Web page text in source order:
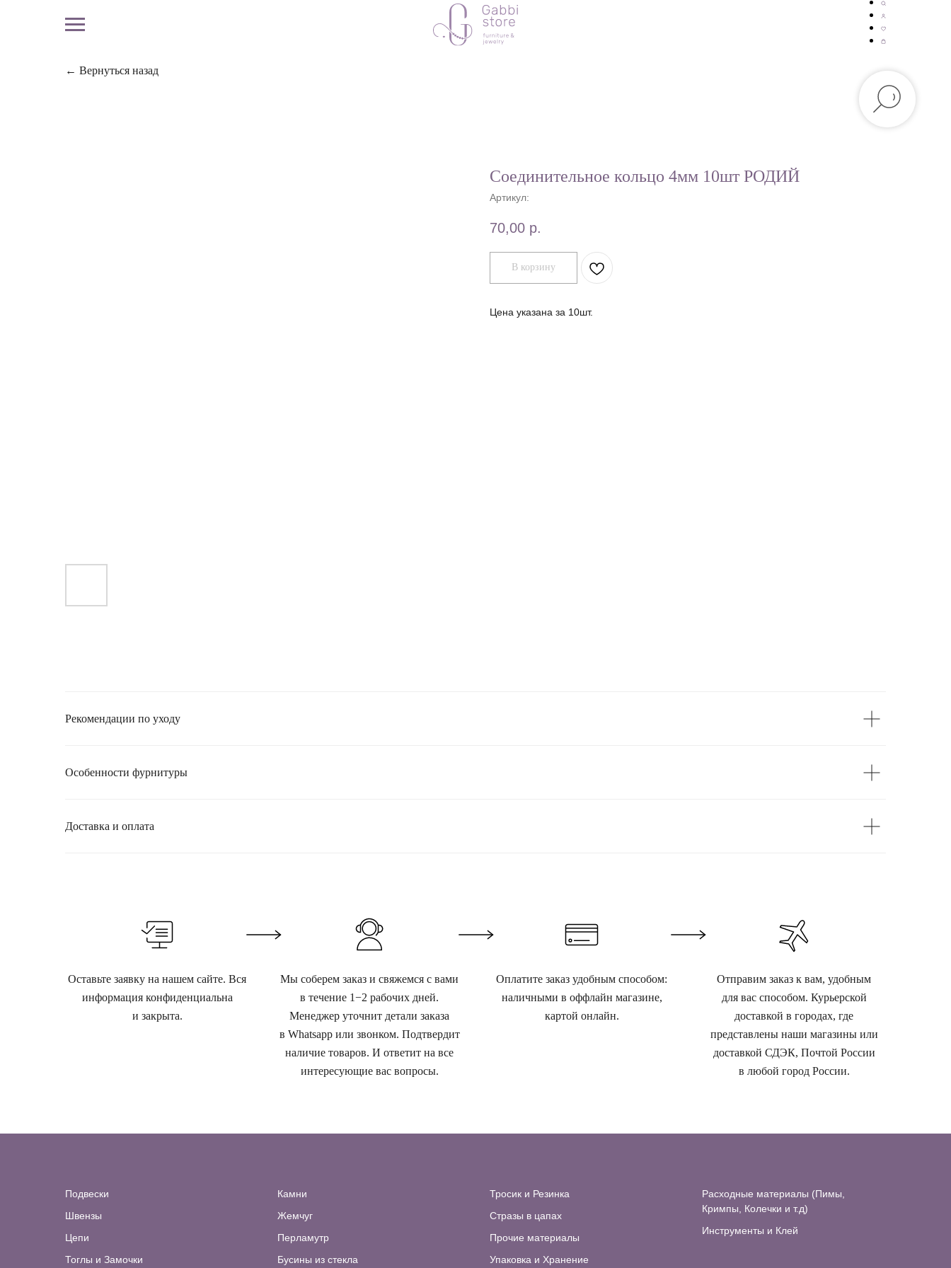
← Вернуться назад
Соединительное кольцо 4мм 10шт РОДИЙ
Артикул:
70,00 р.
В корзину
Цена указана за 10шт.
Рекомендации по уходу
Особенности фурнитуры
Доставка и оплата
Оставьте заявку на нашем сайте. Вся
информация конфиденциальна
и закрыта.
Мы соберем заказ и свяжемся с вами
в течение 1−2 рабочих дней.
Менеджер уточнит детали заказа
в Whatsapp или звонком. Подтвердит
наличие товаров. И ответит на все
интересующие вас вопросы.
Оплатите заказ удобным способом:
наличными в оффлайн магазине,
картой онлайн.
Отправим заказ к вам, удобным
для вас способом. Курьерской
доставкой в городах, где
представлены наши магазины или
доставкой СДЭК, Почтой России
в любой город России.
Подвески
Швензы
Цепи
Тоглы и Замочки
Камни
Жемчуг
Перламутр
Бусины из стекла
Тросик и Резинка
Стразы в цапах
Прочие материалы
Упаковка и Хранение
Расходные материалы (Пимы,
Кримпы, Колечки и т.д)
Инструменты и Клей